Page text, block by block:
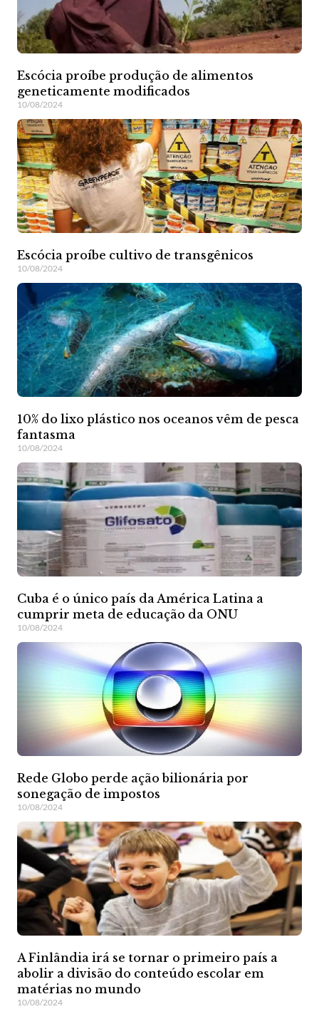
Escócia proíbe produção de alimentos
geneticamente modificados
10/08/2024
Escócia proíbe cultivo de transgênicos
10/08/2024
10% do lixo plástico nos oceanos vêm de pesca
fantasma
10/08/2024
Cuba é o único país da América Latina a
cumprir meta de educação da ONU
10/08/2024
Rede Globo perde ação bilionária por
sonegação de impostos
10/08/2024
A Finlândia irá se tornar o primeiro país a
abolir a divisão do conteúdo escolar em
matérias no mundo
10/08/2024